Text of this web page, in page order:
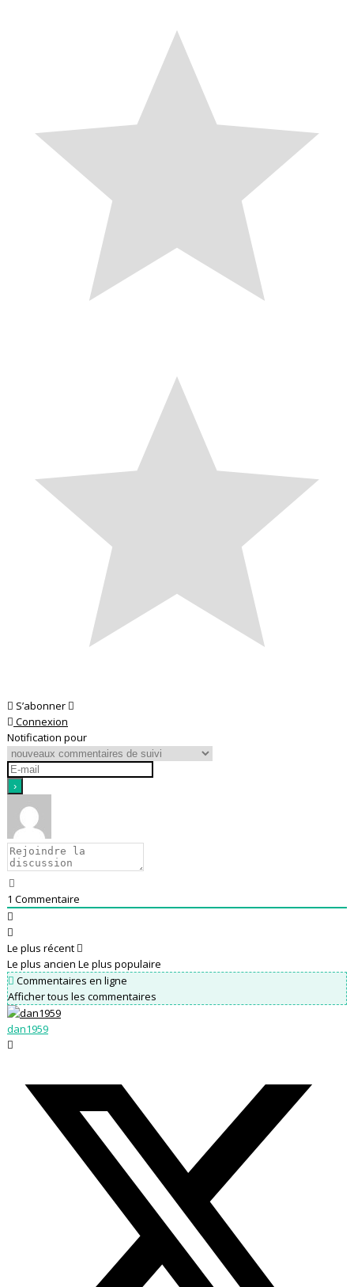
S’abonner
Connexion
Notification pour
1 Commentaire
Le plus récent
Le plus ancien Le plus populaire
Commentaires en ligne
Afficher tous les commentaires
dan1959